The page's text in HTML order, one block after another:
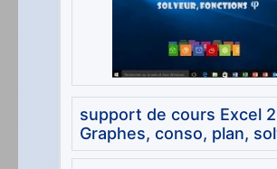
support de cours Excel
Graphes, conso, plan,